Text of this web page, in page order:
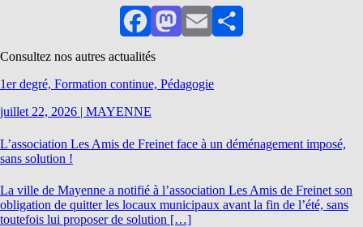
FacebookMastodon
EmailPartager
Consultez nos autres actualités
1er degré, Formation continue, Pédagogie
juillet 22, 2026 | MAYENNE
L’association Les Amis de Freinet face à un déménagement imposé,
sans solution !
La ville de Mayenne a notifié à l’association Les Amis de Freinet son
obligation de quitter les locaux municipaux avant la fin de l’été, sans
toutefois lui proposer de solution […]